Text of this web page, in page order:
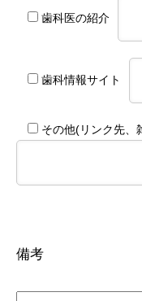
歯科医の紹介
歯科情報サイト
その他(リンク先、
備考